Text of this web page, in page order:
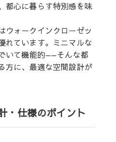
都心に暮らす特別感を味
ウォークインクローゼッ
れています。ミニマルな
いて機能的——そんな都
方に、最適な空間設計が
・仕様のポイント